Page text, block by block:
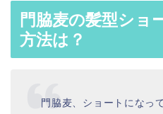
門脇麦の髪型ショ
方法は？
門脇麦、ショートになっ